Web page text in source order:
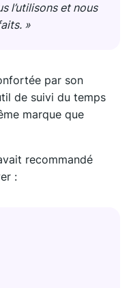
l’utilisons et nous
»
par son
de suivi du temps
marque que
recommandé
: